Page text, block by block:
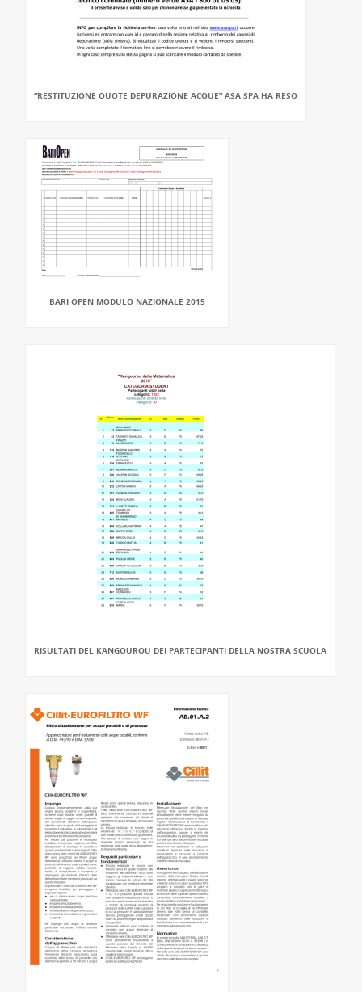
“RESTITUZIONE QUOTE DEPURAZIONE ACQUE” ASA SPA HA RESO
BARI OPEN MODULO NAZIONALE 2015
RISULTATI DEL KANGOUROU DEI PARTECIPANTI DELLA NOSTRA SCUOLA